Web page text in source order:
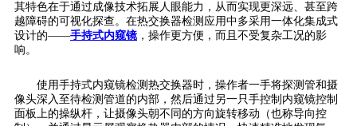
其特色在于通过成像技术拓展人眼能力，从而实现更深远、甚至跨
越障碍的可视化探查。在热交换器检测应用中多采用一体化集成式
设计的——手持式内窥镜 ，操作更方便，而且不受复杂工况的影
响。
使用手持式内窥镜检测热交换器时，操作者一手将探测管和摄
像头深入至待检测管道的内部，然后通过另一只手控制内窥镜控制
面板上的操纵杆，让摄像头朝不同的方向旋转移动（也称导向控